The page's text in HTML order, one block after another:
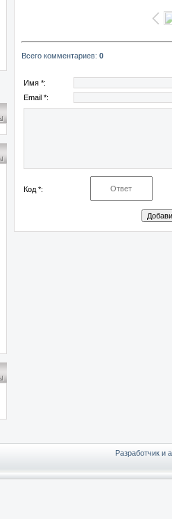
Всего комментариев: 0
Имя *:
Email *:
Код *:
Разработчик и